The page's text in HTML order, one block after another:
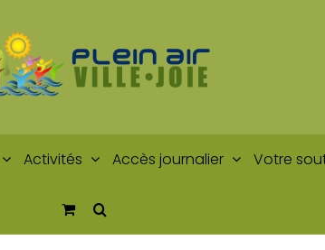
Activités Accès journalier Votre